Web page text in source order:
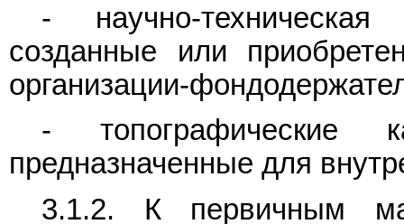
- научно-
созданные или
организации-
- топографические
предназначенные для
3.1.2. К первичным